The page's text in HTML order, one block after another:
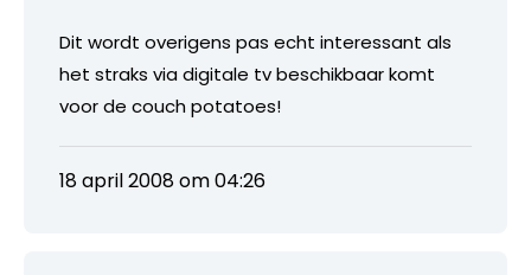
Dit wordt overigens pas echt interessant als
het straks via digitale tv beschikbaar komt
voor de couch potatoes!
18 april 2008 om 04:26